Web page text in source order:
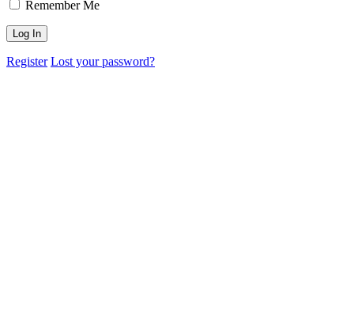
Remember Me
Register Lost your password?